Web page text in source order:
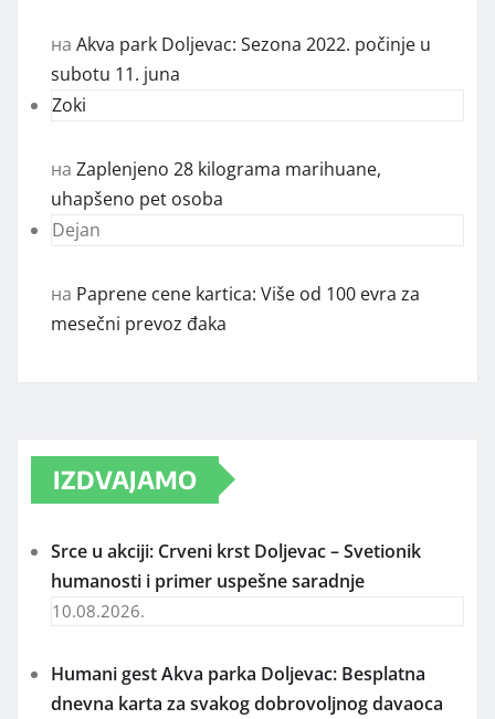
на Akva park Doljevac: Sezona 2022. počinje u
subotu 11. juna
Zoki
на Zaplenjeno 28 kilograma marihuane,
uhapšeno pet osoba
Dejan
на Paprene cene kartica: Više od 100 evra za
mesečni prevoz đaka
IZDVAJAMO
Srce u akciji: Crveni krst Doljevac – Svetionik
humanosti i primer uspešne saradnje
10.08.2026.
Humani gest Akva parka Doljevac: Besplatna
dnevna karta za svakog dobrovoljnog davaoca